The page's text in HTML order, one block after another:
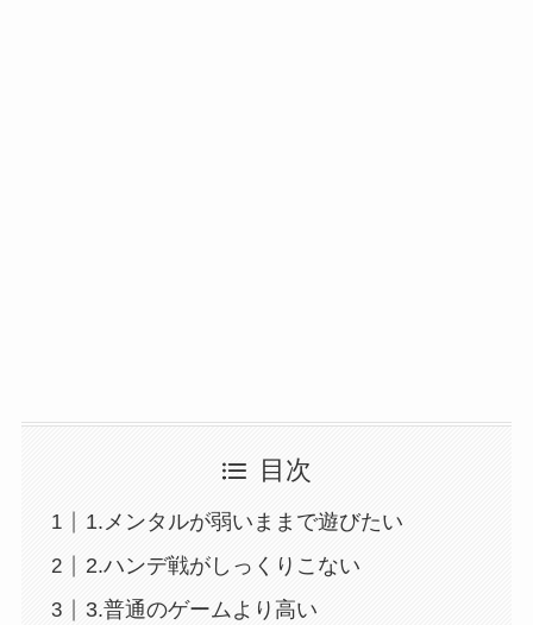
目次
1.メンタルが弱いままで遊びたい
2.ハンデ戦がしっくりこない
3.普通のゲームより高い